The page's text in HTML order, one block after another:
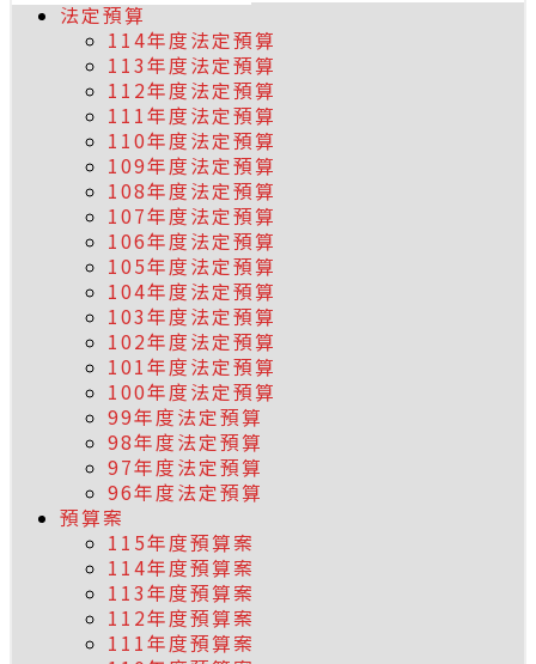
法定預算
114年度法定預算
113年度法定預算
112年度法定預算
111年度法定預算
110年度法定預算
109年度法定預算
108年度法定預算
107年度法定預算
106年度法定預算
105年度法定預算
104年度法定預算
103年度法定預算
102年度法定預算
101年度法定預算
100年度法定預算
99年度法定預算
98年度法定預算
97年度法定預算
96年度法定預算
預算案
115年度預算案
114年度預算案
113年度預算案
112年度預算案
111年度預算案